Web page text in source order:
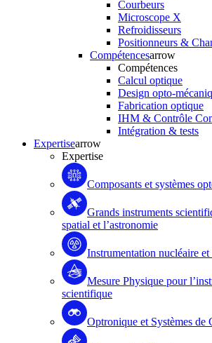
Courbeurs
Microscope X
Refroidisseurs
Positionneurs &
Compétencesarrow
Compétences
Calcul optique
Design opto-
Fabrication optique
IHM & Contrôle
Intégration & tests
Expertisearrow
Expertise
Composants et systèmes
Grands instruments
spatial et l’astronomie
Instrumentation nucléaire et
Mesure Physique pour
scientifique
Optronique et Systèmes de